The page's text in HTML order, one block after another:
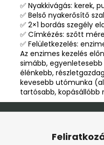
✅ Nyakkivágás: kerek,
✅ Belső nyakerősítő
✅ 2×1 bordás szegély
✅ Címkézés: szőtt
✅ Felületkezelés:
Az enzimes kezelés
simább,
élénkebb,
kevesebb utómunka
tartósabb, kopásállóbb